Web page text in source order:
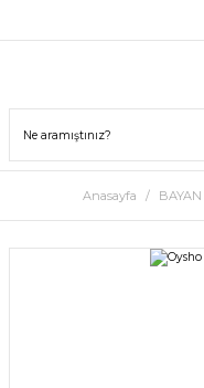
Anasayfa BAYAN